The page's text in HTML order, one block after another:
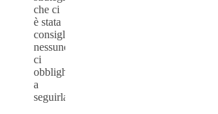
che ci
è stata
consigliata,
nessuno
ci
obbligherà
a
seguirla.